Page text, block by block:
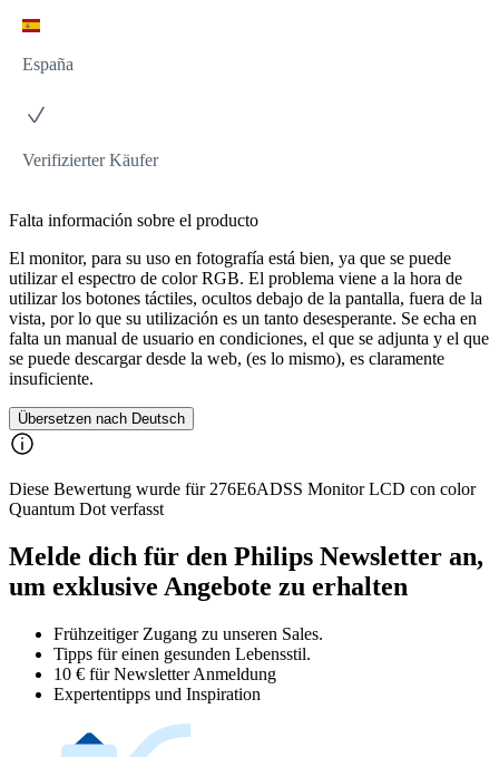
España
Verifizierter Käufer
Falta información sobre el producto
El monitor, para su uso en fotografía está bien, ya que se puede
utilizar el espectro de color RGB. El problema viene a la hora de
utilizar los botones táctiles, ocultos debajo de la pantalla, fuera de la
vista, por lo que su utilización es un tanto desesperante. Se echa en
falta un manual de usuario en condiciones, el que se adjunta y el que
se puede descargar desde la web, (es lo mismo), es claramente
insuficiente.
Übersetzen nach Deutsch
Diese Bewertung wurde für 276E6ADSS Monitor LCD con color
Quantum Dot verfasst
Melde dich für den Philips Newsletter an,
um exklusive Angebote zu erhalten
Frühzeitiger Zugang zu unseren Sales.
Tipps für einen gesunden Lebensstil.
10 € für Newsletter Anmeldung
Expertentipps und Inspiration